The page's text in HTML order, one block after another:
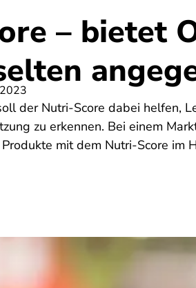
– bietet
der Nutri-Score dabei helfen,
zu erkennen. Bei einem
mit dem Nutri-Score im